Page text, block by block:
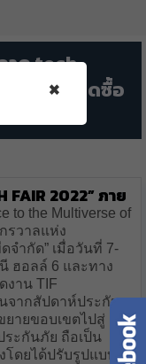
าด tech
นมาก ยอดซื้อ
2022” ภาย
to the Multiverse of
รวาลแห่ง
จํากัด” เมื่อวันที่ 7-
ฮอลล์ 6 และทาง
งาน TIF
จากสัปดาห์ประกัน
ยายขอบเขตไปสู่
ระกันภัย ถือเป็น
ดยได้ปรับรูปแบบ
×